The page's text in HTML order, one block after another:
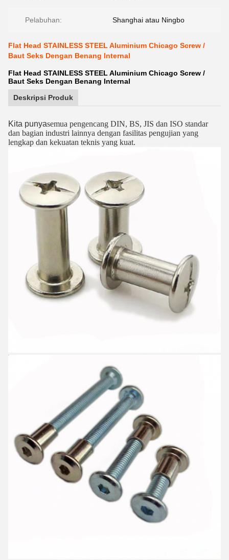
Pelabuhan: Shanghai atau Ningbo
Flat Head STAINLESS STEEL Aluminium Chicago Screw /
Baut Seks Dengan Benang Internal
Flat Head STAINLESS STEEL Aluminium Chicago Screw /
Baut Seks Dengan Benang Internal
Deskripsi Produk
Kita punyasemua pengencang DIN, BS, JIS dan ISO standar
dan bagian industri lainnya dengan fasilitas pengujian yang
lengkap dan kekuatan teknis yang kuat.